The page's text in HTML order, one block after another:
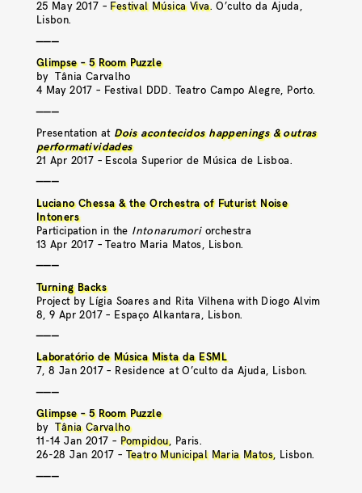
25 May 2017 – Festival Música Viva. O’culto da Ajuda,
Lisbon.
———
Glimpse – 5 Room Puzzle
by Tânia Carvalho
4 May 2017 – Festival DDD. Teatro Campo Alegre, Porto.
———
Presentation at Dois acontecidos happenings & outras
performatividades
21 Apr 2017 – Escola Superior de Música de Lisboa.
———
Luciano Chessa & the Orchestra of Futurist Noise
Intoners
Participation in the Intonarumoriorchestra
13 Apr 2017 – Teatro Maria Matos, Lisbon.
———
Turning Backs
Project by Lígia Soares and Rita Vilhena with Diogo Alvim
8, 9 Apr 2017 – Espaço Alkantara, Lisbon.
———
Laboratório de Música Mista da ESML
7, 8 Jan 2017 – Residence at O’culto da Ajuda, Lisbon.
———
Glimpse – 5 Room Puzzle
byTânia Carvalho
11-14 Jan 2017 – Pompidou, Paris.
26-28 Jan 2017 – Teatro Municipal Maria Matos, Lisbon.
———